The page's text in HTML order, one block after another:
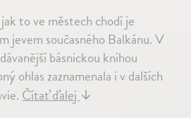
to ve městech chodí je
jevem současného Balkánu. V
básnickou knihou
ohlas zaznamenala i v dalších
Čítať ďalej↓